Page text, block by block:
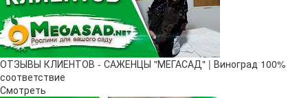
ОТЗЫВЫ КЛИЕНТОВ - САЖЕНЦЫ "МЕГАСАД" | Виноград 100%
соответствие
Смотреть